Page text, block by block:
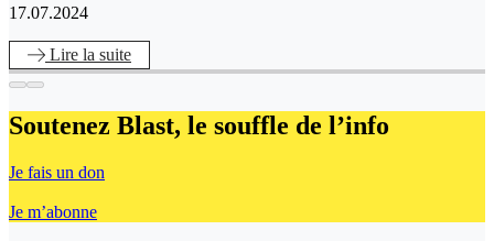
17.07.2024
Lire la suite
Soutenez Blast, le souffle de l’info
Je fais un don
Je m’abonne